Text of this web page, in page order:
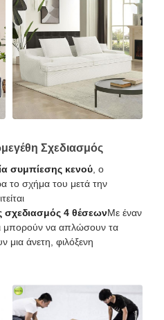
Σχεδιασμός
συμπίεσης κενού , ο
το σχήμα του μετά την
σχεδιασμός 4 θέσεωνΜε έναν
μπορούν να απλώσουν τα
μια άνετη, φιλόξενη